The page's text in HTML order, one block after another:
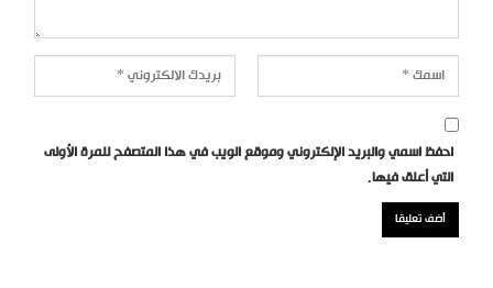
احفظ اسمي والبريد الإلكتروني وموقع الويب في هذا المتصفح للمرة الأولى
التي أعلق فيها.